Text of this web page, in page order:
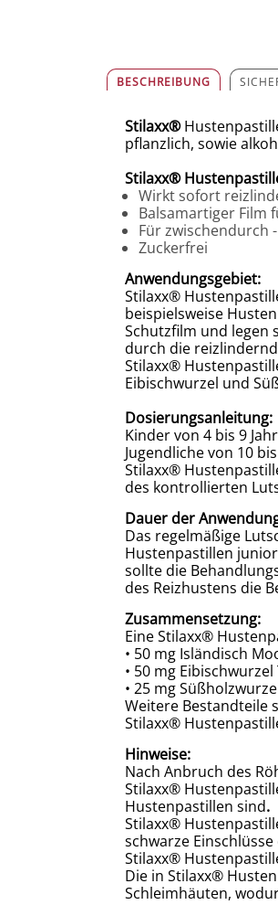
BESCHREIBUNG
Stilaxx®
pflanzlich, sowie
Stilaxx®
Wirkt sofort
Balsamartiger Film
Für zwischendurch
Zuckerfrei
Anwendungsgebiet:
Stilaxx®
beispielsweise
Schutzfilm und legen
durch die
Stilaxx®
Eibischwurzel und
Dosierungsanleitung:
Kinder von 4 bis 9
Jugendliche von 10
Stilaxx®
des kontrollierten
Dauer der
Das regelmäßige
Hustenpastillen
sollte die
des Reizhustens die
Zusammensetzung:
Eine Stilaxx®
• 50 mg Isländisch
• 50 mg
• 25 mg
Weitere Bestandteile
Stilaxx®
Hinweise:
Nach Anbruch des
Stilaxx®
Hustenpastillen sind.
Stilaxx®
schwarze
Stilaxx®
Die in Stilaxx®
Schleimhäuten,